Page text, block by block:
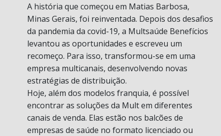
A história que começou em Matias Barbosa,
Minas Gerais, foi reinventada. Depois dos desafios
da pandemia da covid-19, a Multsaúde Benefícios
levantou as oportunidades e escreveu um
recomeço. Para isso, transformou-se em uma
empresa multicanais, desenvolvendo novas
estratégias de distribuição.
Hoje, além dos modelos franquia, é possível
encontrar as soluções da Mult em diferentes
canais de venda. Elas estão nos balcões de
empresas de saúde no formato licenciado ou